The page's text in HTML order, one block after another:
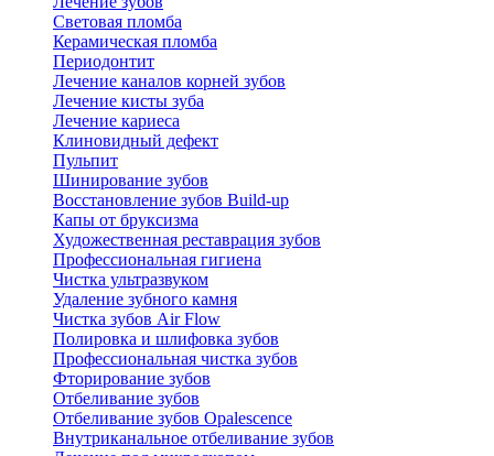
Световая пломба
Керамическая пломба
Периодонтит
Лечение каналов корней зубов
Лечение кисты зуба
Лечение кариеса
Клиновидный дефект
Пульпит
Шинирование зубов
Восстановление зубов Build-up
Капы от бруксизма
Художественная реставрация зубов
Профессиональная гигиена
Чистка ультразвуком
Удаление зубного камня
Чистка зубов Air Flow
Полировка и шлифовка зубов
Профессиональная чистка зубов
Фторирование зубов
Отбеливание зубов
Отбеливание зубов Opalescence
Внутриканальное отбеливание зубов